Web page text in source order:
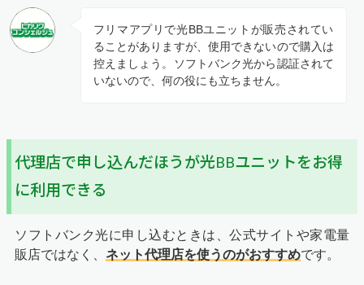
フリマアプリで光BBユニットが販売されてい
ることがありますが、使用できないので購入は
控えましょう。ソフトバンク光から認証されて
いないので、何の役にも立ちません。
代理店で申し込んだほうが光BBユニットをお得
に利用できる
ソフトバンク光に申し込むときは、公式サイトや家電量
販店ではなく、 ネット代理店を使うのがおすすめです。